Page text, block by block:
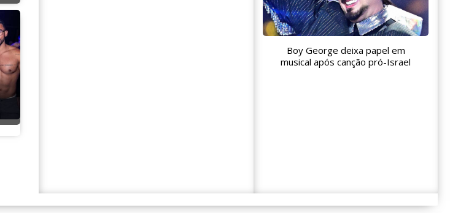
Boy George deixa papel em
musical após canção pró-Israel